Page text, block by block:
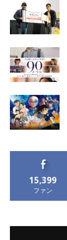
15,399
ファン